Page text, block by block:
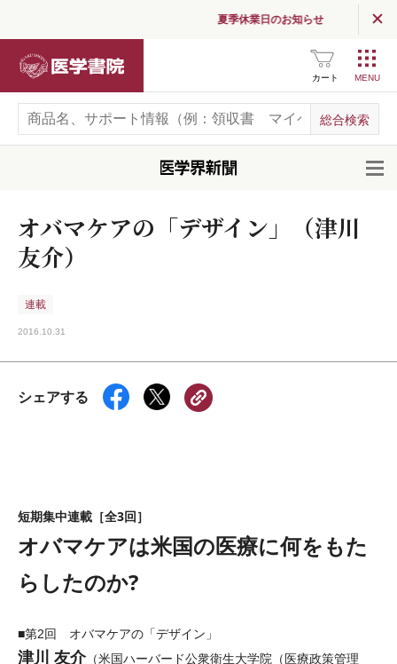
夏季休業日のお知らせ
カート
オバマケアの「デザイン」（津川
友介）
連載
2016.10.31
シェアする
短期集中連載［全3回］
オバマケアは米国の医療に何をもた
らしたのか?
■第2回 オバマケアの「デザイン」
津川 友介（米国ハーバード公衆衛生大学院（医療政策管理